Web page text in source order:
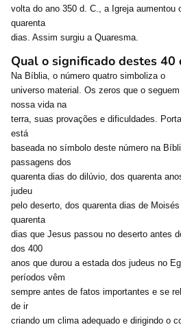
volta do ano 350 d. C., a Igreja aumentou
quarenta
dias. Assim surgiu a Quaresma.
Qual o significado destes 40
Na Bíblia, o número quatro simboliza o
universo material. Os zeros que o
nossa vida na
terra, suas provações e dificuldades.
está
baseada no símbolo deste número na
passagens dos
quarenta dias do dilúvio, dos quarenta
judeu
pelo deserto, dos quarenta dias de
quarenta
dias que Jesus passou no deserto antes
dos 400
anos que durou a estada dos judeus no
períodos vêm
sempre antes de fatos importantes e se
de ir
criando um clima adequado e dirigindo o